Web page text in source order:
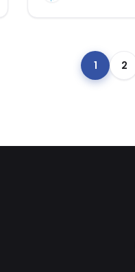
1 2